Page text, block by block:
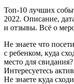
Топ-10 лучших
2022. Описание,
и отзывы. Всё о
Не знаете что
с ребенком, куда
место для
Интересуетесь
Не знаете куда